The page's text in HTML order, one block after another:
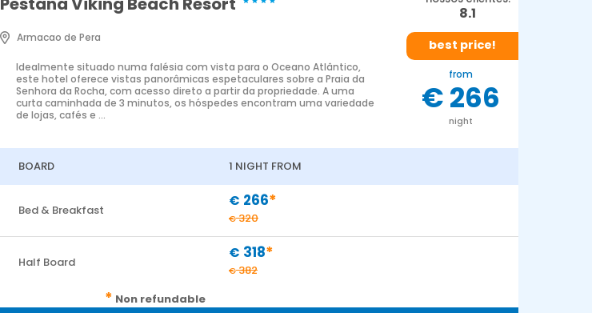
Armacao de Pera
8.1
Idealmente situado numa falésia com vista para o Oceano Atlântico,
este hotel oferece vistas panorâmicas espetaculares sobre a Praia da
Senhora da Rocha, com acesso direto a partir da propriedade. A uma
curta caminhada de 3 minutos, os hóspedes encontram uma variedade
de lojas, cafés e ...
best price!
from
€ 266
night
BOARD
1 NIGHT FROM
Bed & Breakfast
€ 266*
€320
Half Board
€ 318*
€382
* Non refundable